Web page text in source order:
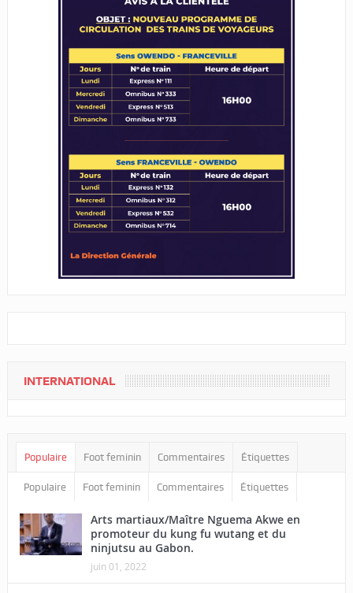
INTERNATIONAL
Populaire Foot feminin Commentaires Étiquettes
Populaire Foot feminin Commentaires Étiquettes
Arts martiaux/Maître Nguema Akwe en
promoteur du kung fu wutang et du
ninjutsu au Gabon.
juin 01, 2022